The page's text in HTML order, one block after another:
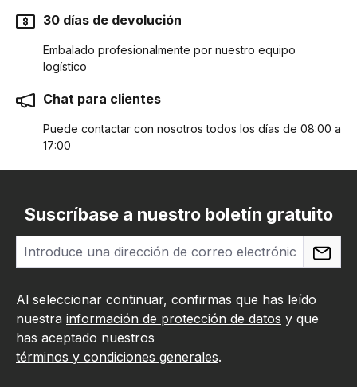
30 días de devolución
Embalado profesionalmente por nuestro equipo
logístico
Chat para clientes
Puede contactar con nosotros todos los días de 08:00 a
17:00
Suscríbase a nuestro boletín gratuito
Al seleccionar continuar, confirmas que has leído
nuestra información de protección de datos y que
has aceptado nuestros
términos y condiciones generales.